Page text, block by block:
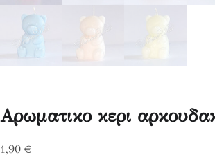
Αρωματικο κερι
1,90 €